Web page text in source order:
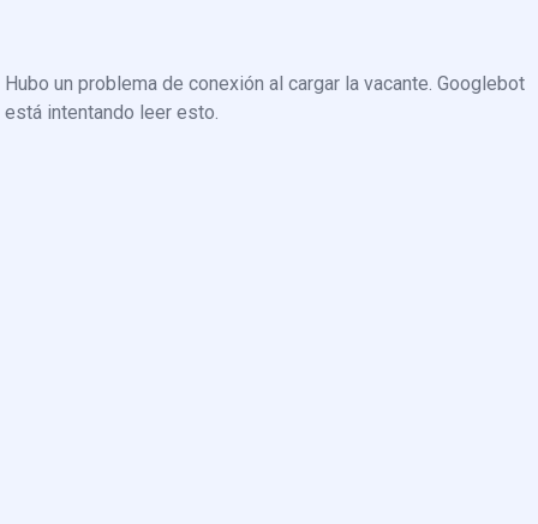
Hubo un problema de conexión al cargar la vacante. Googlebot
está intentando leer esto.